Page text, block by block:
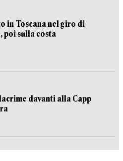
in Toscana nel giro di
poi sulla costa
davanti alla Capp